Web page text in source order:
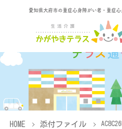
愛知県大府市の重症心身障がい者・重症
HOME 添付ファイル